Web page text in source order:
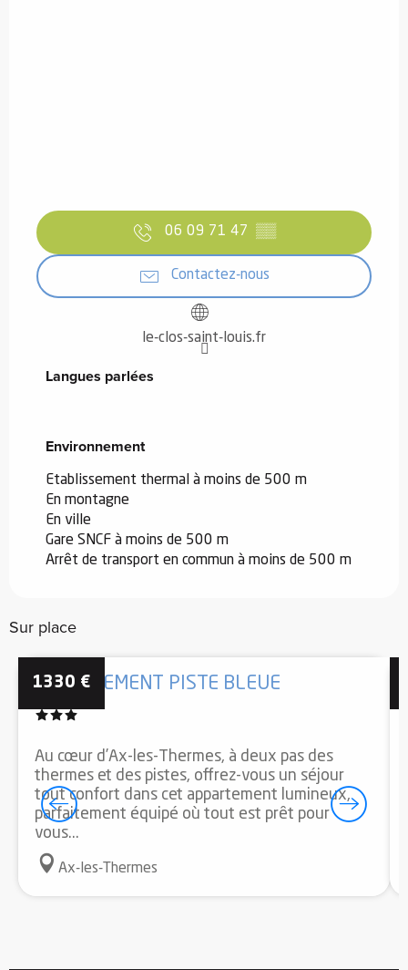
06 09 71 47 ▒▒
Contactez-nous
le-clos-saint-louis.fr
Langues parlées
Langues parlées
Environnement
Environnement
Etablissement thermal à moins de 500 m
En montagne
En ville
Gare SNCF à moins de 500 m
Arrêt de transport en commun à moins de 500 m
Sur place
1330 €
APPARTEMENT PISTE BLEUE
Au cœur d’Ax-les-Thermes, à deux pas des
thermes et des pistes, offrez-vous un séjour
tout confort dans cet appartement lumineux,
parfaitement équipé où tout est prêt pour
vous...
Ax-les-Thermes